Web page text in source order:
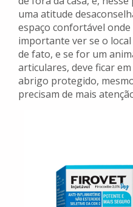
uma atitude
espaço confortável
importante ver se o
de fato, e se for um
articulares, deve ficar
abrigo protegido,
precisam de mais